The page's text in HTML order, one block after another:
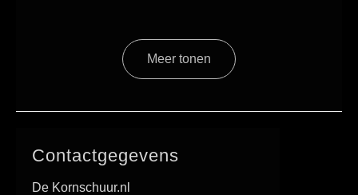
Meer tonen
Contactgegevens
De Kornschuur.nl